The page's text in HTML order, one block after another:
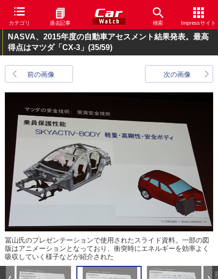
カテゴリ 過去記事 検索 Impressサイト
NASVA、2015年度の自動車アセスメント結果発表。最高
得点はマツダ「CX-3」 (35/59)
前の画像 次の画像
冨山氏のプレゼンテーションで使用されたスライド資料。一部の図
版はアニメーションとなっており、衝突時にエネルギーを効率よく
吸収していく様子などが紹介された